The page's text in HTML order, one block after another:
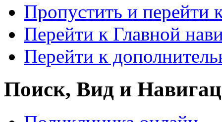
Пропустить и перейти
Перейти к Главной
Перейти к
Поиск, Вид и